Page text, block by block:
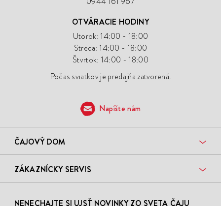
OTVÁRACIE HODINY
Utorok: 14:00 - 18:00
Streda: 14:00 - 18:00
Štvrtok: 14:00 - 18:00
Počas sviatkov je predajňa zatvorená.
Napíšte nám
ČAJOVÝ DOM
ZÁKAZNÍCKY SERVIS
NENECHAJTE SI UJSŤ NOVINKY ZO SVETA ČAJU